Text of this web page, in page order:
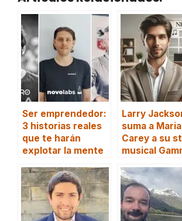
Ser emprendedor:
3 historias reales
que te harán
explotar la mente
Larry
suma a
Carey a su
musical